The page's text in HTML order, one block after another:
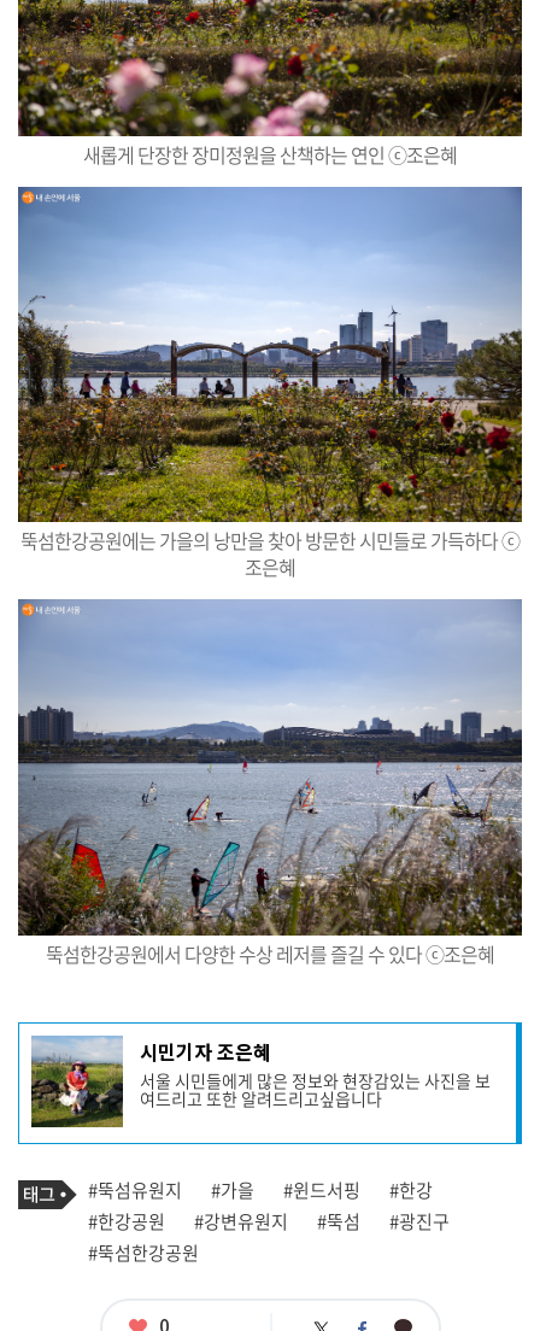
새롭게 단장한 장미정원을 산책하는 연인 ⓒ조은혜
뚝섬한강공원에는 가을의 낭만을 찾아 방문한 시민들로 가득하다 ⓒ
조은혜
뚝섬한강공원에서 다양한 수상 레저를 즐길 수 있다 ⓒ조은혜
기
사
작
성
자
프
필
시민기자 조은혜
서울 시민들에게 많은 정보와 현장감있는 사진을 보
여드리고 또한 알려드리고싶읍니다
기
사
관
련
태
태
그
#뚝섬유원지 #가을 #윈드서핑
#한강
#한강공원
#강변유원지 #뚝섬
#광진구
#뚝섬한강공원
좋
0